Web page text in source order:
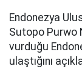
Endonezya
Sutopo Purwo
vurduğu
ulaştığını